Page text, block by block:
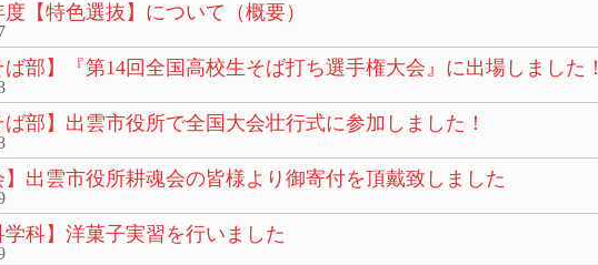
【特色選抜】について（概要）
ば部】『第14回全国高校生そば打ち選手権大会』に出場しました！
ば部】出雲市役所で全国大会壮行式に参加しました！
】出雲市役所耕魂会の皆様より御寄付を頂戴致しました
学科】洋菓子実習を行いました